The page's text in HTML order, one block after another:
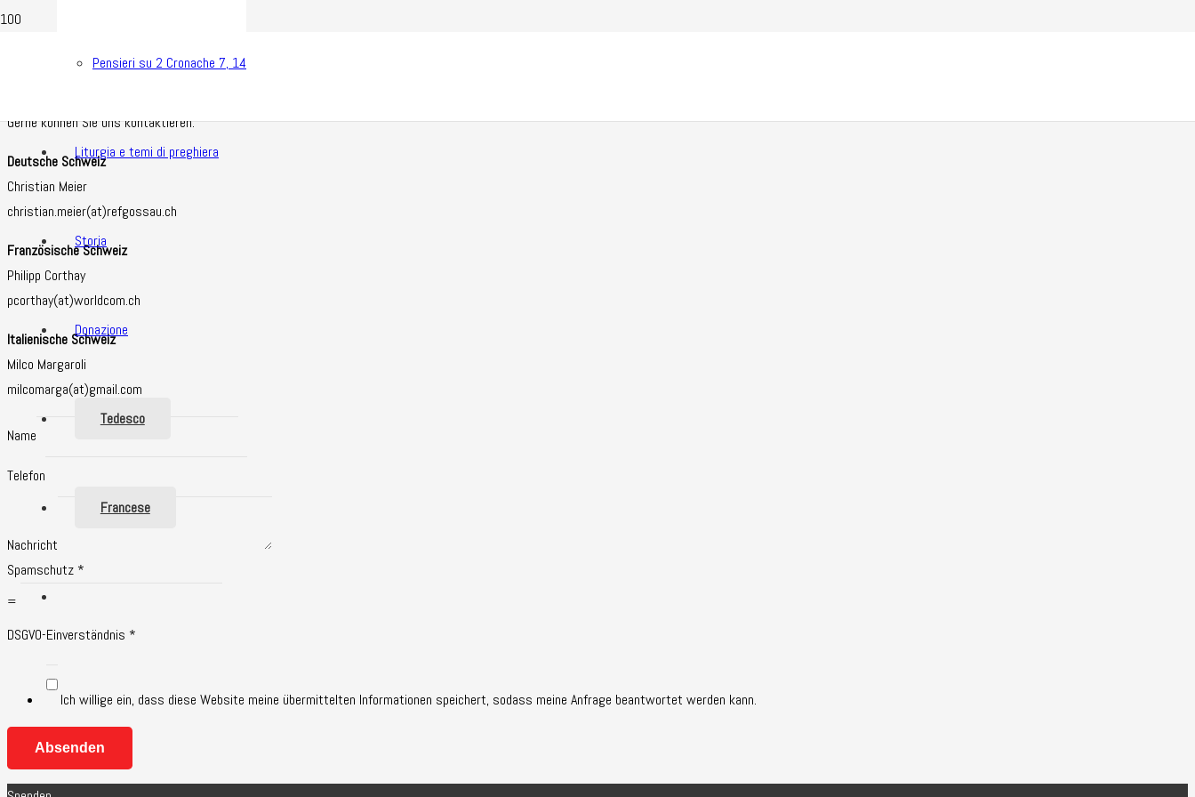
Pensieri su 2 Cronache 7, 14
Liturgia e temi di preghiera
Storia
Donazione
Tedesco
Francese
Gerne können Sie uns kontaktieren.
Deutsche Schweiz
Christian Meier
christian.meier(at)refgossau.ch
Französische Schweiz
Philipp Corthay
pcorthay(at)worldcom.ch
Italienische Schweiz
Milco Margaroli
milcomarga(at)gmail.com
Name
Telefon
Nachricht
Spamschutz *
=
DSGVO-Einverständnis *
Ich willige ein, dass diese Website meine übermittelten Informationen speichert, sodass meine Anfrage beantwortet werden kann.
Absenden